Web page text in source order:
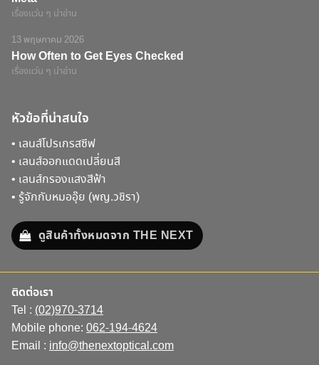
เรื่องแว่น ๆ น่าอ่าน
13 พฤษภาคม 2026
How Often to Get Eyes Checked
เรื่องแว่น ๆ น่าอ่าน
หัวข้อที่น่าสนใจ
• เลนส์โปรเกรสซีฟ
• เลนส์ออกแดดเปลี่ยนสี
• เลนส์กรองแสงสีฟ้า
• รู้จักกับหมออุ๊ย (พญ.วชิรา)
ดูสินค้าทั้งหมดจาก THE NEXT
ติดต่อเรา
Tel : (02)970-3714
Mobile phone: 062-194-4624
Email : info@thenextoptical.com